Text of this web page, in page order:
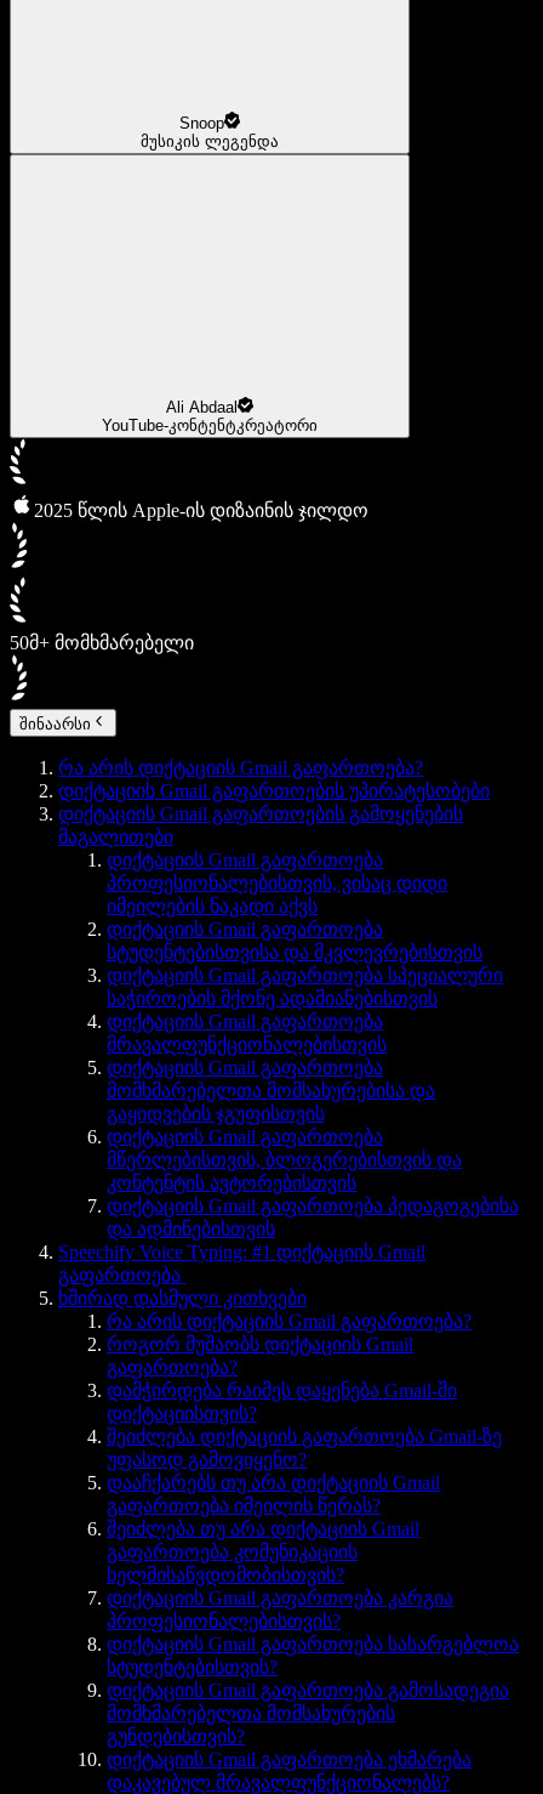
Snoop
მუსიკის ლეგენდა
Ali Abdaal
YouTube-კონტენტკრეატორი
2025 წლის Apple-ის დიზაინის ჯილდო
50მ+ მომხმარებელი
შინაარსი
რა არის დიქტაციის Gmail გაფართოება?
დიქტაციის Gmail გაფართოების უპირატესობები
დიქტაციის Gmail გაფართოების გამოყენების
მაგალითები
დიქტაციის Gmail გაფართოება
პროფესიონალებისთვის, ვისაც დიდი
იმეილების ნაკადი აქვს
დიქტაციის Gmail გაფართოება
სტუდენტებისთვისა და მკვლევრებისთვის
დიქტაციის Gmail გაფართოება სპეციალური
საჭიროების მქონე ადამიანებისთვის
დიქტაციის Gmail გაფართოება
მრავალფუნქციონალებისთვის
დიქტაციის Gmail გაფართოება
მომხმარებელთა მომსახურებისა და
გაყიდვების ჯგუფისთვის
დიქტაციის Gmail გაფართოება
მწერლებისთვის, ბლოგერებისთვის და
კონტენტის ავტორებისთვის
დიქტაციის Gmail გაფართოება პედაგოგებისა
და ადმინებისთვის
Speechify Voice Typing: #1 დიქტაციის Gmail
გაფართოება
ხშირად დასმული კითხვები
რა არის დიქტაციის Gmail გაფართოება?
როგორ მუშაობს დიქტაციის Gmail
გაფართოება?
დამჭირდება რაიმეს დაყენება Gmail-ში
დიქტაციისთვის?
შეიძლება დიქტაციის გაფართოება Gmail-ზე
უფასოდ გამოვიყენო?
დააჩქარებს თუ არა დიქტაციის Gmail
გაფართოება იმეილის წერას?
შეიძლება თუ არა დიქტაციის Gmail
გაფართოება კომუნიკაციის
ხელმისაწვდომობისთვის?
დიქტაციის Gmail გაფართოება კარგია
პროფესიონალებისთვის?
დიქტაციის Gmail გაფართოება სასარგებლოა
სტუდენტებისთვის?
დიქტაციის Gmail გაფართოება გამოსადეგია
მომხმარებელთა მომსახურების
გუნდებისთვის?
დიქტაციის Gmail გაფართოება ეხმარება
დაკავებულ მრავალფუნქციონალებს?